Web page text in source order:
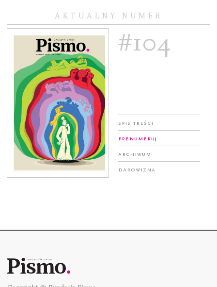
AKTUALNY NUMER
#104
Spis treści
Prenumeruj
Archiwum
Darowizna